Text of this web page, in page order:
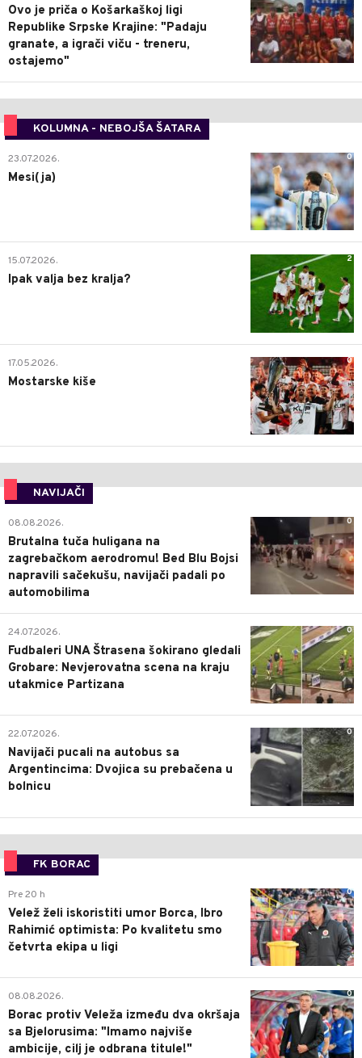
Ovo je priča o Košarkaškoj ligi
Republike Srpske Krajine: "Padaju
granate, a igrači viču - treneru,
ostajemo"
KOLUMNA - NEBOJŠA ŠATARA
0
23.07.2026.
Mesi(ja)
2
15.07.2026.
Ipak valja bez kralja?
0
17.05.2026.
Mostarske kiše
NAVIJAČI
0
08.08.2026.
Brutalna tuča huligana na
zagrebačkom aerodromu! Bed Blu Bojsi
napravili sačekušu, navijači padali po
automobilima
0
24.07.2026.
Fudbaleri UNA Štrasena šokirano gledali
Grobare: Nevjerovatna scena na kraju
utakmice Partizana
0
22.07.2026.
Navijači pucali na autobus sa
Argentincima: Dvojica su prebačena u
bolnicu
FK BORAC
0
Pre 20 h
Velež želi iskoristiti umor Borca, Ibro
Rahimić optimista: Po kvalitetu smo
četvrta ekipa u ligi
0
08.08.2026.
Borac protiv Veleža između dva okršaja
sa Bjelorusima: "Imamo najviše
ambicije, cilj je odbrana titule!"